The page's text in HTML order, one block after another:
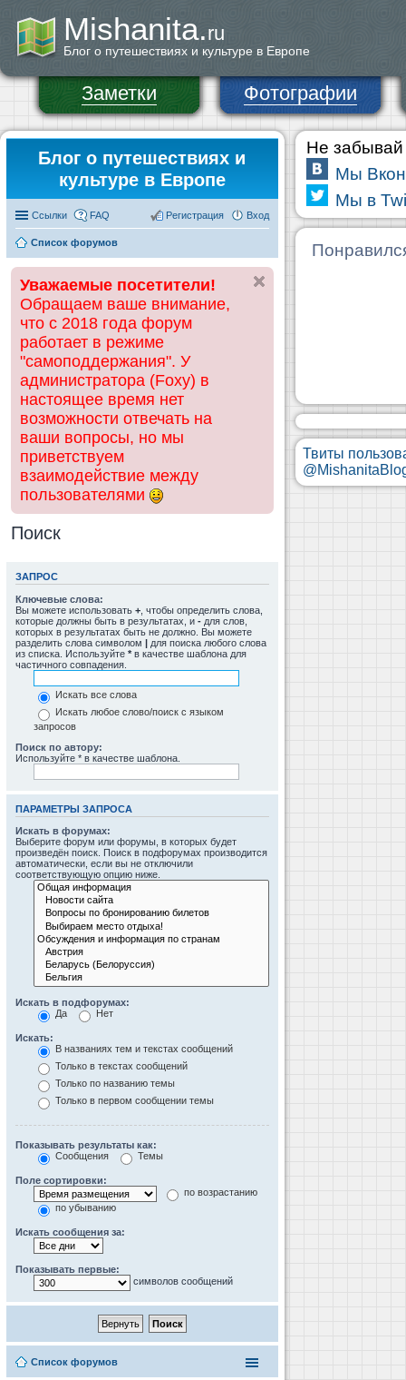
Mishanita.ru
Блог о путешествиях и культуре в Европе
Заметки Фотографии
Блог о путешествиях и
культуре в Европе
Ссылки FAQ Вход
Регистрация
Список форумов
Уважаемые посетители!
Обращаем ваше внимание,
что с 2018 года форум
работает в режиме
"самоподдержания". У
администратора (Foxy) в
настоящее время нет
возможности отвечать на
ваши вопросы, но мы
приветствуем
взаимодействие между
пользователями
Поиск
ЗАПРОС
Ключевые слова:
Вы можете использовать + , чтобы определить слова,
которые должны быть в результатах, и - для слов,
которых в результатах быть не должно. Вы можете
разделить слова символом | для поиска любого слова
из списка. Используйте * в качестве шаблона для
частичного совпадения.
Искать все слова
Искать любое слово/поиск с языком
запросов
Поиск по автору:
Используйте * в качестве шаблона.
ПАРАМЕТРЫ ЗАПРОСА
Искать в форумах:
Выберите форум или форумы, в которых будет
произведён поиск. Поиск в подфорумах производится
автоматически, если вы не отключили
соответствующую опцию ниже.
Искать в подфорумах:
Да
Нет
Искать:
В названиях тем и текстах сообщений
Только в текстах сообщений
Только по названию темы
Только в первом сообщении темы
Показывать результаты как:
Сообщения
Темы
Поле сортировки:
по возрастанию
по убыванию
Искать сообщения за:
Показывать первые:
символов сообщений
Список форумов
Не забывай
Мы
Мы в
Твиты